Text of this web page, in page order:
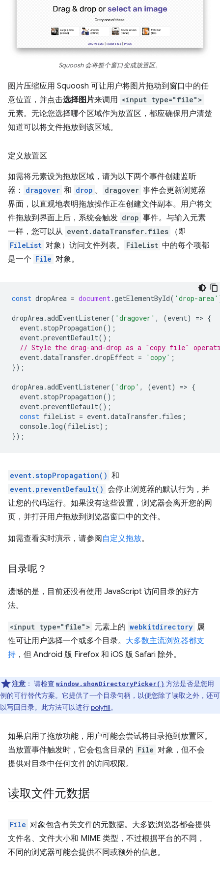
Squoosh 会将整个窗口变成放置区。
图片压缩应用 Squoosh 可让用户将图片拖动到窗口中的任
意位置，并点击选择图片来调用 <input type="file">
元素。无论您选择哪个区域作为放置区，都应确保用户清楚
知道可以将文件拖放到该区域。
定义放置区
如需将元素设为拖放区域，请为以下两个事件创建监听
器：
dragover 和 drop 。 dragover 事件会更新浏览器
界面，以直观地表明拖放操作正在创建文件副本。用户将文
件拖放到界面上后，系统会触发 drop 事件。与输入元素
一样，您可以从 event.dataTransfer.files （即
FileList 对象）访问文件列表。 FileList 中的每个项都
是一个 File 对象。
const dropArea = document.getElementById( 'drop-area'
dropArea.addEventListener( 'dragover' , (event) => {
event. stopPropagation();
event.preventDefault();
// Style the drag-and-drop as a "copy file"
event.dataTransfer .dropEffect = 'copy' ;
});
dropArea.addEventListener( 'drop' , (event) => {
event. stopPropagation();
event.preventDefault();
const fileList = event.dataTransfer . files ;
console. log(fileList);
});
event.stopPropagation() 和
event.preventDefault() 会停止浏览器的默认行为，并
让您的代码运行。如果没有这些设置，浏览器会离开您的网
页，并打开用户拖放到浏览器窗口中的文件。
如需查看实时演示，请参阅 自定义拖放。
目录呢？
遗憾的是，目前还没有使用 JavaScript 访问目录的好方
法。
<input type="file"> 元素上的 webkitdirectory 属
性可让用户选择一个或多个目录。 大多数主流浏览器都支
持 ，但 Android 版 Firefox 和 iOS 版 Safari 除外。
注意 ： 请检查 window.showDirectoryPicker() 方法是否是您用
例的可行替代方案。它提供了一个目录句柄，以便您除了读取之外，还可
以写回目录。此方法可以进行polyfill。
如果启用了拖放功能，用户可能会尝试将目录拖到放置区。
当放置事件触发时，它会包含目录的 File 对象，但不会
提供对目录中任何文件的访问权限。
读取文件元数据
File 对象包含有关文件的元数据。大多数浏览器都会提供
文件名、文件大小和 MIME 类型，不过根据平台的不同，
不同的浏览器可能会提供不同或额外的信息。